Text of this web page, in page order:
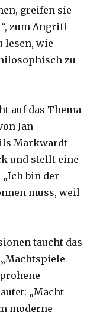
greifen sie
zum Angriff
lesen, wie
zu
auf das Thema
Jan
Markwardt
und stellt eine
bin der
muss, weil
taucht das
„Macht
moderne